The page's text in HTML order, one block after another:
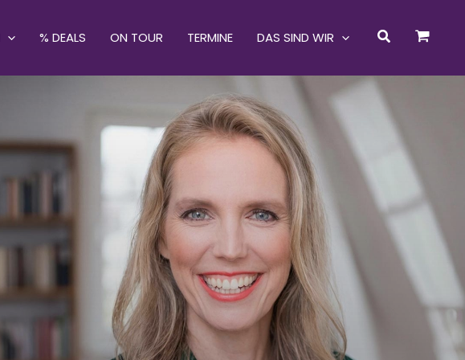
% DEALS ON TOUR TERMINE DAS SIND WIR Suchen